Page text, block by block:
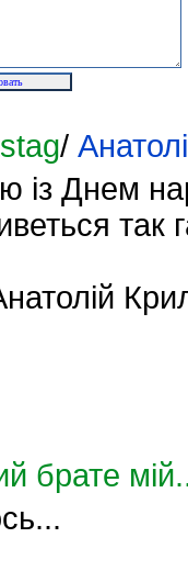
/
із Днем
так
брате